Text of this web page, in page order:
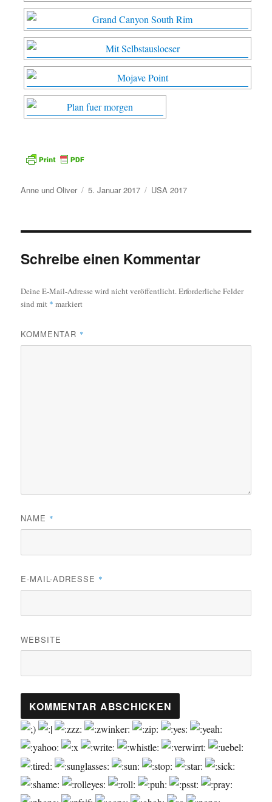
Autor
Anne und Oliver
Veröffentlicht
5. Januar 2017 Kategorien
USA 2017
Schreibe einen Kommentar
Deine E-Mail-Adresse wird nicht veröffentlicht.Erforderliche Felder
sind mit * markiert
KOMMENTAR *
NAME *
E-MAIL-ADRESSE *
WEBSITE